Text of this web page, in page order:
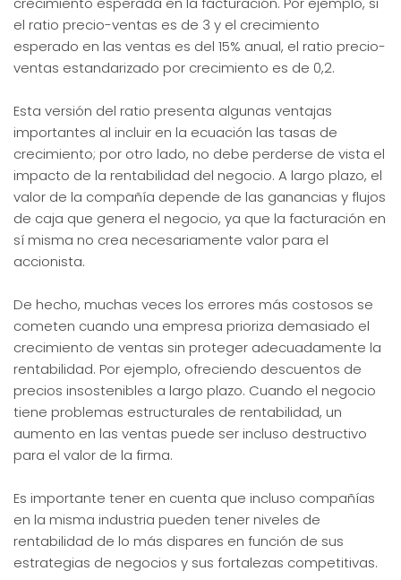
el ratio precio-ventas es de 3 y el crecimiento
esperado en las ventas es del 15% anual, el ratio precio-
ventas estandarizado por crecimiento es de 0,2.
Esta versión del ratio presenta algunas ventajas
importantes al incluir en la ecuación las tasas de
crecimiento; por otro lado, no debe perderse de vista el
impacto de la rentabilidad del negocio. A largo plazo, el
valor de la compañía depende de las ganancias y flujos
de caja que genera el negocio, ya que la facturación en
sí misma no crea necesariamente valor para el
accionista.
De hecho, muchas veces los errores más costosos se
cometen cuando una empresa prioriza demasiado el
crecimiento de ventas sin proteger adecuadamente la
rentabilidad. Por ejemplo, ofreciendo descuentos de
precios insostenibles a largo plazo. Cuando el negocio
tiene problemas estructurales de rentabilidad, un
aumento en las ventas puede ser incluso destructivo
para el valor de la firma.
Es importante tener en cuenta que incluso compañías
en la misma industria pueden tener niveles de
rentabilidad de lo más dispares en función de sus
estrategias de negocios y sus fortalezas competitivas.